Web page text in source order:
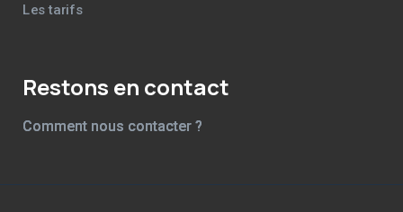
Les tarifs
Restons en contact
Comment nous contacter ?